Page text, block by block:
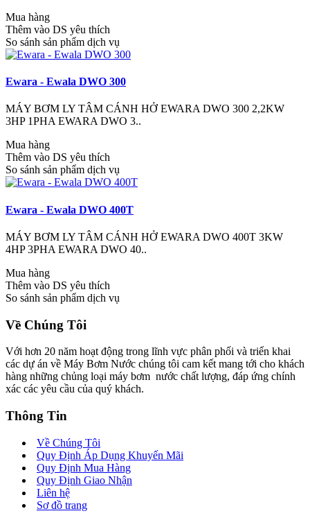
Mua hàng
Thêm vào DS yêu thích
So sánh sản phẩm dịch vụ
Ewara - Ewala DWO 300
MÁY BƠM LY TÂM CÁNH HỞ EWARA DWO 300 2,2KW
3HP 1PHA EWARA DWO 3..
Mua hàng
Thêm vào DS yêu thích
So sánh sản phẩm dịch vụ
Ewara - Ewala DWO 400T
MÁY BƠM LY TÂM CÁNH HỞ EWARA DWO 400T 3KW
4HP 3PHA EWARA DWO 40..
Mua hàng
Thêm vào DS yêu thích
So sánh sản phẩm dịch vụ
Về Chúng Tôi
Với hơn 20 năm hoạt động trong lĩnh vực phân phối và triển khai
các dự án về Máy Bơm Nước chúng tôi cam kết mang tới cho khách
hàng những chủng loại máy bơm nước chất lượng, đáp ứng chính
xác các yêu cầu của quý khách.
Thông Tin
Về Chúng Tôi
Quy Định Áp Dụng Khuyến Mãi
Quy Định Mua Hàng
Quy Định Giao Nhận
Liên hệ
Sơ đồ trang